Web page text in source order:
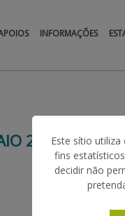
INFORMAÇÕES
2025Este sítio utiliza
fins
decidir não